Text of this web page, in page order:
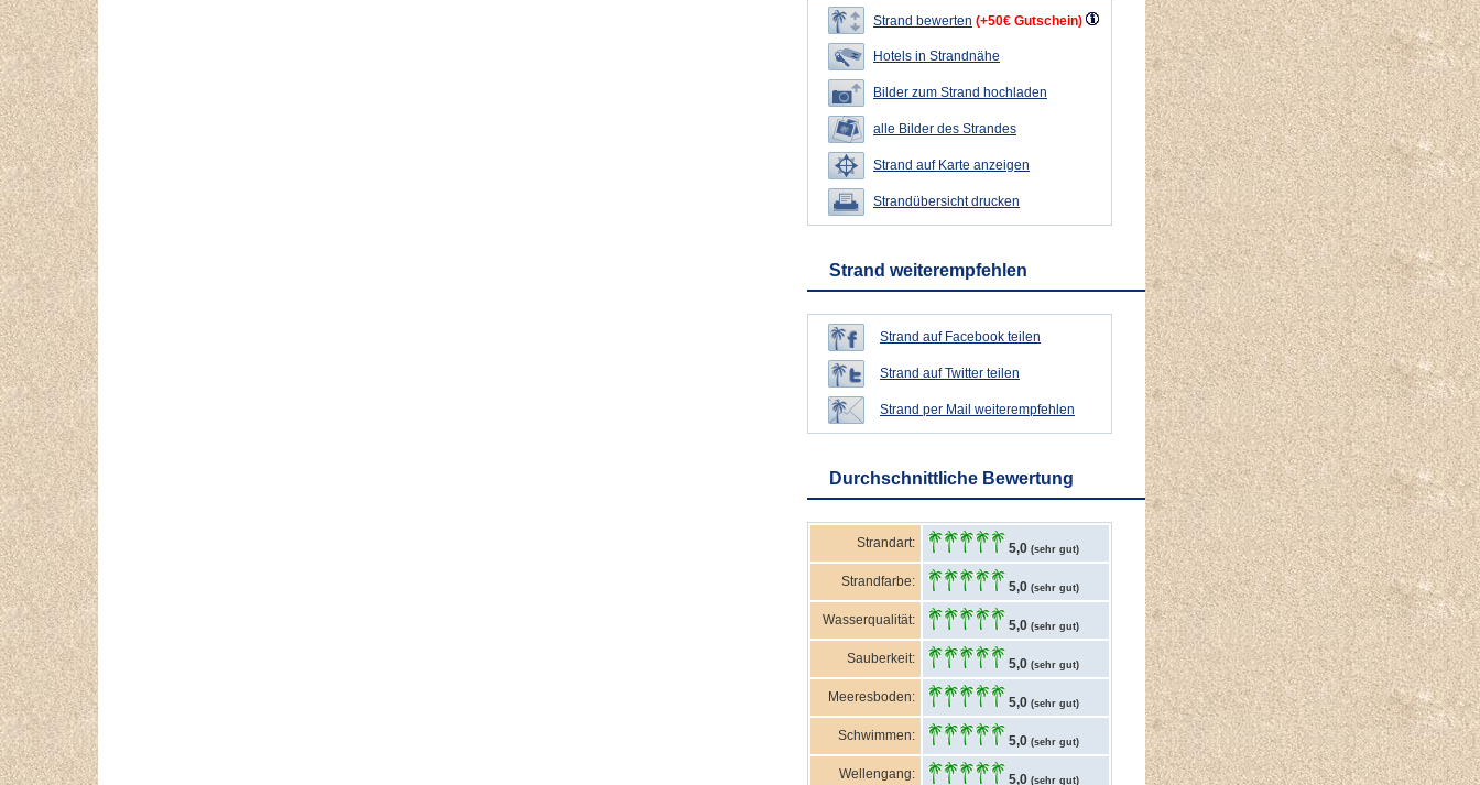
Strand bewerten (+50€ Gutschein)
Hotels in Strandnähe
Bilder zum Strand hochladen
alle Bilder des Strandes
Strand auf Karte anzeigen
Strandübersicht drucken
Strand weiterempfehlen
Strand auf Facebook teilen
Strand auf Twitter teilen
Strand per Mail weiterempfehlen
Durchschnittliche Bewertung
Strandart: 5,0 (sehr gut)
Strandfarbe: 5,0 (sehr gut)
Wasserqualität: 5,0 (sehr gut)
Sauberkeit: 5,0 (sehr gut)
Meeresboden: 5,0 (sehr gut)
Schwimmen: 5,0 (sehr gut)
Wellengang: 5,0 (sehr gut)